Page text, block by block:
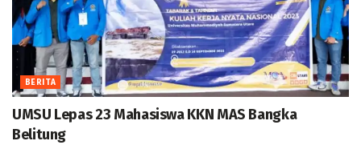
BERITA
UMSU Lepas 23 Mahasiswa KKN MAS Bangka
Belitung